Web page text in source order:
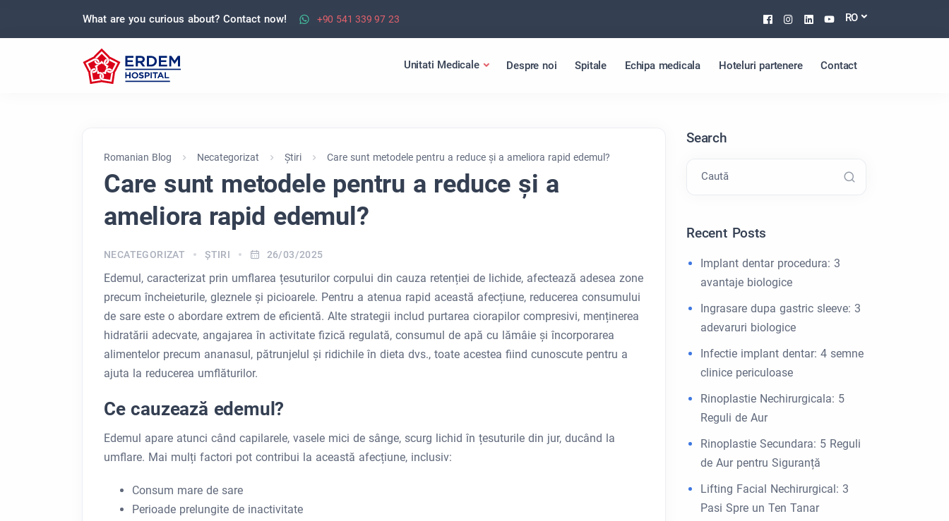
What are you curious about? Contact now! +90 541 339 97 23 Facebook
Instagram
Linkedin
Youtube
RO
Unitati Medicale Despre noi Spitale Echipa medicala Hoteluri partenere Contact
Romanian Blog Necategorizat Ştiri Care sunt metodele pentru a reduce și a ameliora rapid edemul?
Care sunt metodele pentru a reduce și a
ameliora rapid edemul?
NECATEGORIZAT ŞTIRI 26/03/2025
Edemul, caracterizat prin umflarea țesuturilor corpului din cauza retenției de lichide, afectează adesea zone
precum încheieturile, gleznele și picioarele. Pentru a atenua rapid această afecțiune, reducerea consumului
de sare este o abordare extrem de eficientă. Alte strategii includ purtarea ciorapilor compresivi, menținerea
hidratării adecvate, angajarea în activitate fizică regulată, consumul de apă cu lămâie și încorporarea
alimentelor precum ananasul, pătrunjelul și ridichile în dieta dvs., toate acestea fiind cunoscute pentru a
ajuta la reducerea umflăturilor.
Ce cauzează edemul?
Edemul apare atunci când capilarele, vasele mici de sânge, scurg lichid în țesuturile din jur, ducând la
umflare. Mai mulți factori pot contribui la această afecțiune, inclusiv:
Consum mare de sare
Perioade prelungite de inactivitate
Search
Caută
Recent Posts
Implant dentar procedura: 3
avantaje biologice
Ingrasare dupa gastric sleeve: 3
adevaruri biologice
Infectie implant dentar: 4 semne
clinice periculoase
Rinoplastie Nechirurgicala: 5
Reguli de Aur
Rinoplastie Secundara: 5 Reguli
de Aur pentru Siguranță
Lifting Facial Nechirurgical: 3
Pasi Spre un Ten Tanar